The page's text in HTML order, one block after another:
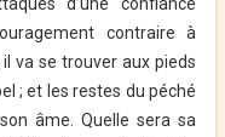
contraire à
il va se trouver aux pieds
; et les restes du péché
âme. Quelle sera sa